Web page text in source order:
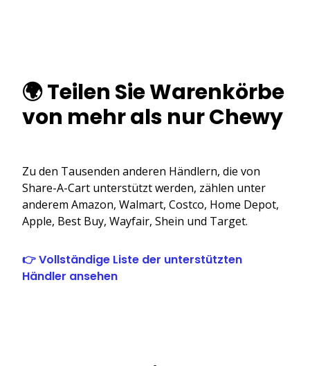
🌍 Teilen Sie Warenkörbe
von mehr als nur Chewy
Zu den Tausenden anderen Händlern, die von
Share-A-Cart unterstützt werden, zählen unter
anderem Amazon, Walmart, Costco, Home Depot,
Apple, Best Buy, Wayfair, Shein und Target.
👉 Vollständige Liste der unterstützten
Händler ansehen